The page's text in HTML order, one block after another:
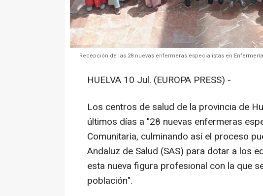
Recepción de las 28 nuevas enfermeras especialistas en
HUELVA 10 Jul. (EUROPA PRESS) -
Los centros de salud de la provincia de
últimos días a "28 nuevas enfermeras
Comunitaria, culminando así el proceso
Andaluz de Salud (SAS) para dotar a los
esta nueva figura profesional con la que
población".